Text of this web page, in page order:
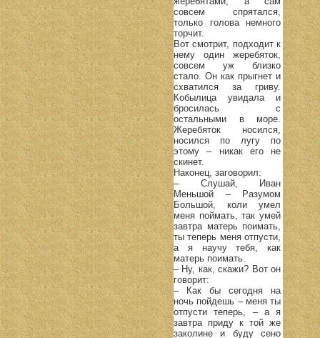
совсем спрятался,
только голова немного
торчит.
Вот смотрит, подходит к
нему один жеребяток,
совсем уж близко
стало. Он как прыгнет и
схватился за гриву.
Кобылица увидала и
бросилась с
остальными в море.
Жеребяток носился,
носился по лугу по
этому – никак его не
скинет.
Наконец, заговорил:
– Слушай, Иван
Меньшой – Разумом
Большой, коли умел
меня поймать, так умей
завтра матерь поимать,
ты теперь меня отпусти,
а я научу тебя, как
матерь поимать.
– Ну, как, скажи? Вот он
говорит:
– Как бы сегодня на
ночь пойдешь – меня ты
отпусти теперь, – а я
завтра приду к той же
заколине и буду сено